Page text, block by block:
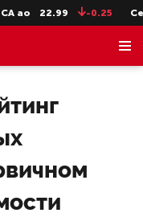
-0.25 СевСт-ао